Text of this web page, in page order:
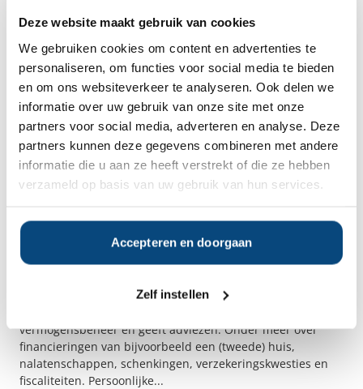
Deze website maakt gebruik van cookies
We gebruiken cookies om content en advertenties te
personaliseren, om functies voor social media te bieden
en om ons websiteverkeer te analyseren. Ook delen we
informatie over uw gebruik van onze site met onze
partners voor social media, adverteren en analyse. Deze
partners kunnen deze gegevens combineren met andere
informatie die u aan ze heeft verstrekt of die ze hebben
verzameld op basis van uw gebruik van hun services.
Accepteren en doorgaan
Zelf instellen
Maarssen
Beaumont Capital is als Dijkstra Beaumont Wealth
Management opgericht in 2006. In 2017 is Dijkstra
vertrokken en is de firma onder de naam van de eigenaar
verder gegaan en heeft het een nieuwe AFM vergunning
verkregen. De beheerder is actief...
Beer & Van Stapele
Amsterdam
Stapele Wealth Management heeft zich sinds 1994 volledig
vermogensbeheer en geeft adviezen. Onder meer over
financieringen van bijvoorbeeld een (tweede) huis,
nalatenschappen, schenkingen, verzekeringskwesties en
fiscaliteiten. Persoonlijke...